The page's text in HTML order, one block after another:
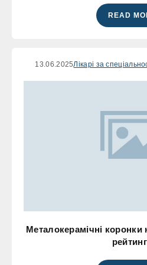
READ
13.06.2025Лікарі за
Металокерамічні коронки